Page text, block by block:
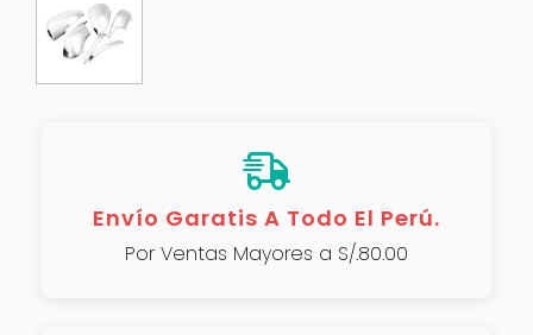
Envío Garatis A Todo El Perú.
Por Ventas Mayores a S/.80.00